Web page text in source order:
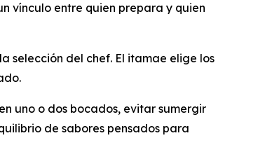
vínculo entre quien prepara y quien
selección del chef. El itamae elige los
uno o dos bocados, evitar sumergir
de sabores pensados para